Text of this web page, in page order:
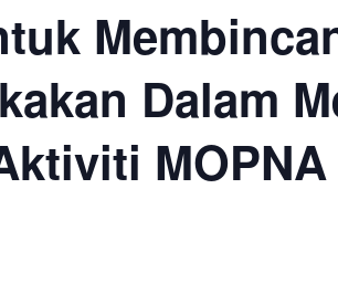
Dalam